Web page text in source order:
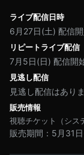
ライブ配信日時
6月27日(土) 配信
リピートライブ配信
7月5日(日) 配信開
見逃し配信
見逃し配信はあり
販売情報
視聴チケット（シス
販売期間 5月31